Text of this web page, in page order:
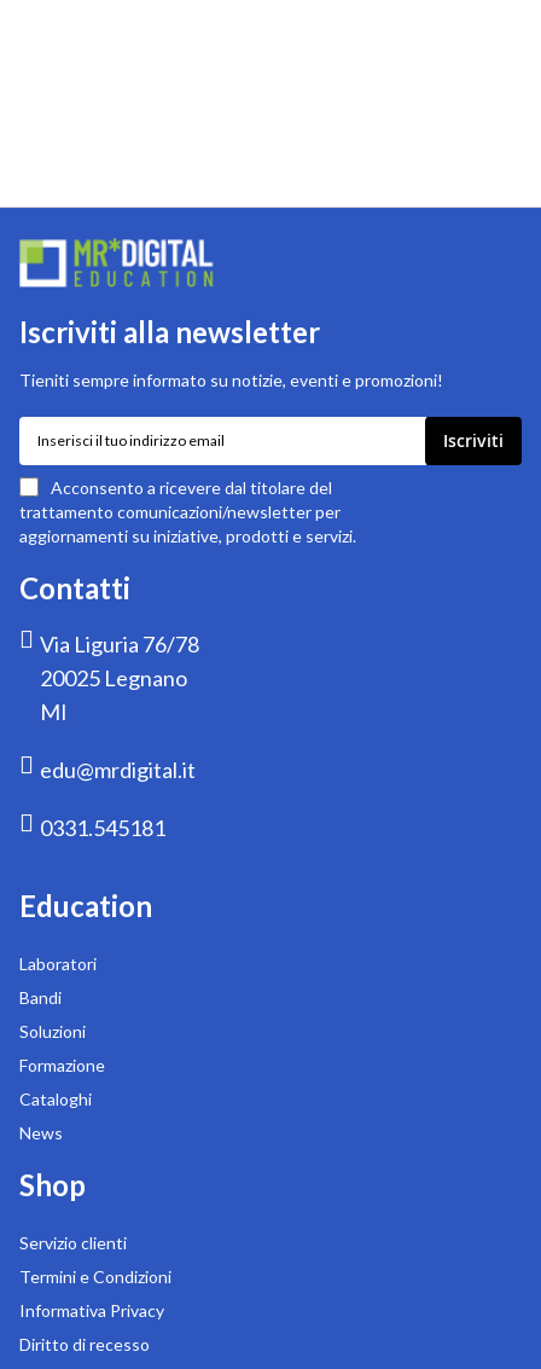
Contatti
Via Liguria 76/78
20025 Legnano
MI
edu@mrdigital.it
0331.545181
Education
Laboratori
Bandi
Soluzioni
Formazione
Cataloghi
News
Shop
Servizio clienti
Termini e Condizioni
Informativa Privacy
Diritto di recesso
Iscriviti alla newsletter
Tieniti sempre informato su notizie, eventi e promozioni!
Iscriviti
alla
nostra
newsletter:
Iscriviti
Acconsento a ricevere dal titolare del
trattamento comunicazioni/newsletter per
aggiornamenti su iniziative, prodotti e servizi.